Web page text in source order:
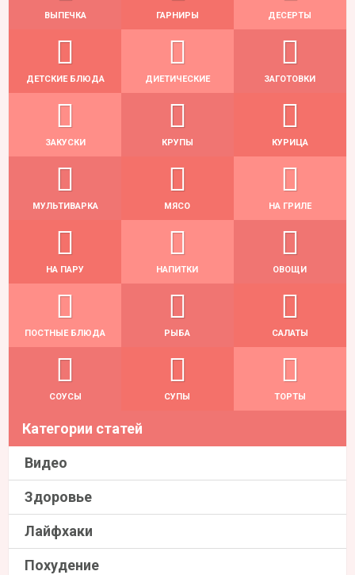
ВЫПЕЧКА ГАРНИРЫ ДЕСЕРТЫ
ДЕТСКИЕ БЛЮДА ДИЕТИЧЕСКИЕ ЗАГОТОВКИ
ЗАКУСКИ КРУПЫ КУРИЦА
МУЛЬТИВАРКА МЯСО НА ГРИЛЕ
НА ПАРУ НАПИТКИ ОВОЩИ
ПОСТНЫЕ БЛЮДА РЫБА САЛАТЫ
СОУСЫ СУПЫ ТОРТЫ
Категории статей
Видео
Здоровье
Лайфхаки
Похудение